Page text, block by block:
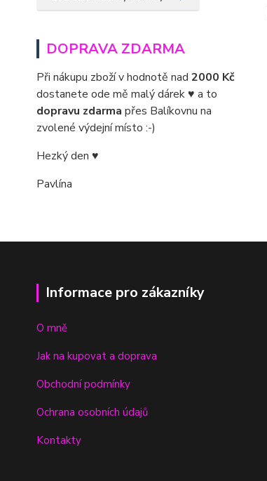
DOPRAVA ZDARMA
Při nákupu zboží v hodnotě nad 2000 Kč
dostanete ode mě malý dárek ♥ a to
dopravu zdarma přes Balíkovnu na
zvolené výdejní místo :-)
Hezký den ♥
Pavlína
Informace pro zákazníky
O mně
Jak na kupovat a doprava
Obchodní podmínky
Ochrana osobních údajů
Kontakty